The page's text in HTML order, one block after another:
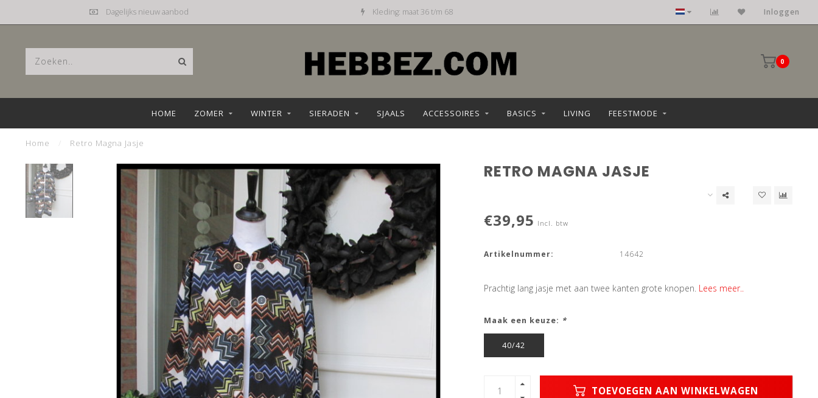
Dagelijks nieuw aanbod Kleding: maat 36 t/m 68 Inloggen
0
HOME ZOMER WINTER SIERADEN SJAALS ACCESSOIRES BASICS LIVING FEESTMODE
Home Retro Magna Jasje
RETRO MAGNA JASJE
€39,95 Incl. btw
Artikelnummer: 14642
Prachtig lang jasje met aan twee kanten grote knopen. Lees meer..
Maak een keuze: *
40/42
TOEVOEGEN AAN WINKELWAGEN